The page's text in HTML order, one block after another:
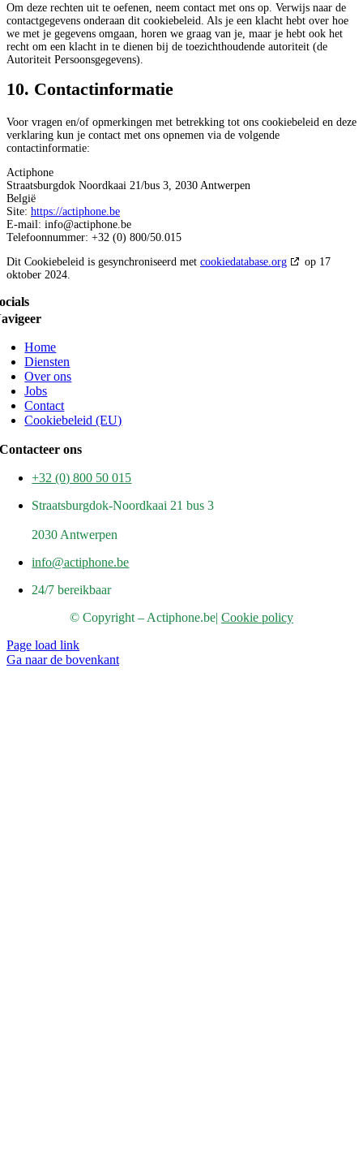
Om deze rechten uit te oefenen, neem contact met ons op. Verwijs naar de
contactgegevens onderaan dit cookiebeleid. Als je een klacht hebt over hoe
we met je gegevens omgaan, horen we graag van je, maar je hebt ook het
recht om een klacht in te dienen bij de toezichthoudende autoriteit (de
Autoriteit Persoonsgegevens).
10. Contactinformatie
Voor vragen en/of opmerkingen met betrekking tot ons cookiebeleid en deze
verklaring kun je contact met ons opnemen via de volgende
contactinformatie:
Actiphone
Straatsburgdok Noordkaai 21/bus 3, 2030 Antwerpen
België
Site: https://actiphone.be
E-mail: info@actiphone.be
Telefoonnummer: +32 (0) 800/50.015
Dit Cookiebeleid is gesynchroniseerd met cookiedatabase.org
op 17
oktober 2024.
Home
Diensten
Over ons
Jobs
Contact
Cookiebeleid (EU)
Contacteer ons
+32 (0) 800 50 015
Straatsburgdok-Noordkaai 21 bus 3
2030 Antwerpen
info@actiphone.be
24/7 bereikbaar
© Copyright – Actiphone.be| Cookie policy
Page load link
Ga naar de bovenkant